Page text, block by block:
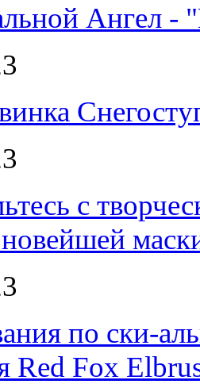
Ангел -
с
новейшей
по ски-
Red Fox